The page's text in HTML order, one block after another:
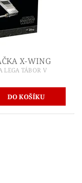
X-WING
LEGA TÁBOR V